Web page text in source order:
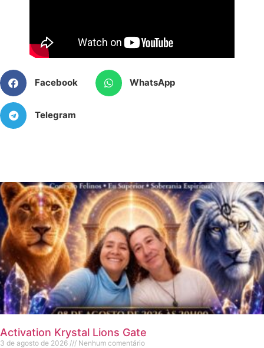
Facebook WhatsApp
Telegram
Activation Krystal Lions Gate
3 de agosto de 2026 Nenhum comentário